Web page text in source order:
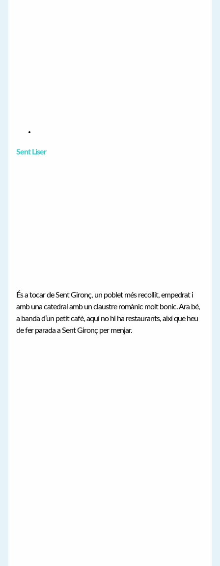
Sent Liser
És a tocar de Sent Gironç, un poblet més recollit, empedrat i
amb una catedral amb un claustre romànic molt bonic. Ara bé,
a banda d’un petit cafè, aquí no hi ha restaurants, així que heu
de fer parada a Sent Gironç per menjar.